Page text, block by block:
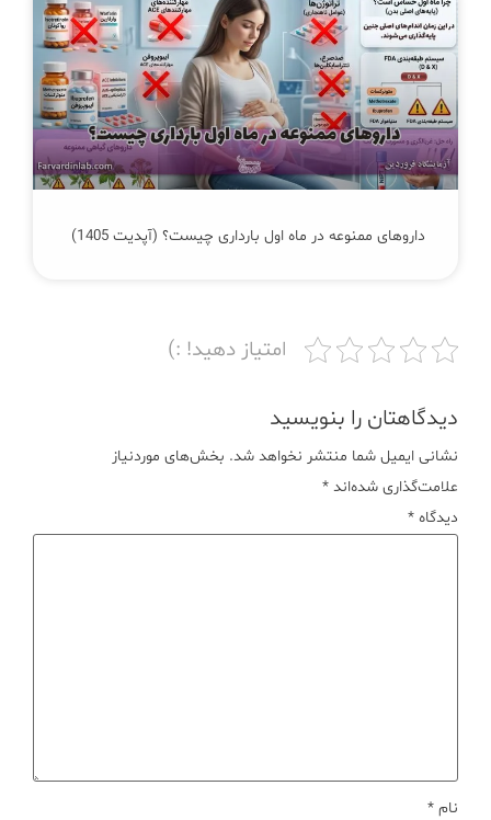
داروهای ممنوعه در ماه اول بارداری چیست؟ (آپدیت 1405)
امتیاز دهید! :)
دیدگاهتان را بنویسید
نشانی ایمیل شما منتشر نخواهد شد. بخش‌های موردنیاز
علامت‌گذاری شده‌اند *
دیدگاه *
نام *